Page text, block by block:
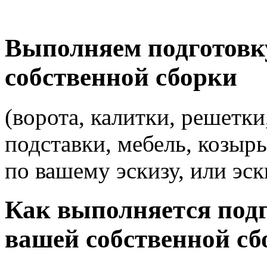
Выполняем
собственной сборки
(ворота, калитки,
подставки, мебель,
по вашему эскизу, или
Как выполняется
вашей собственной